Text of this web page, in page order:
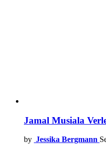
Jamal Musiala
by Jessika Bergmann